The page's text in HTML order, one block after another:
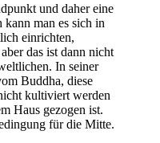
und daher eine
man es sich in
einrichten,
das ist dann nicht
In seiner
Buddha, diese
kultiviert werden
Haus gezogen ist.
für die Mitte.